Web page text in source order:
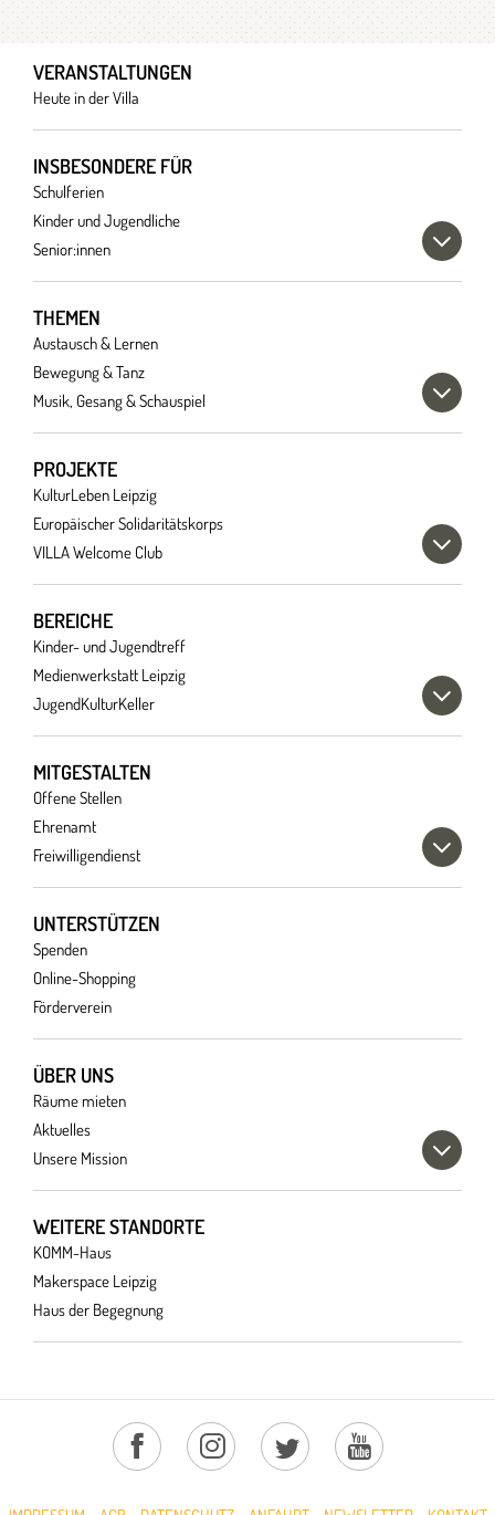
VERANSTALTUNGEN
Heute in der Villa
INSBESONDERE FÜR
Schulferien
Kinder und Jugendliche
Senior:innen
THEMEN
Austausch & Lernen
Bewegung & Tanz
Musik, Gesang & Schauspiel
PROJEKTE
KulturLeben Leipzig
Europäischer Solidaritätskorps
VILLA Welcome Club
BEREICHE
Kinder- und Jugendtreff
Medienwerkstatt Leipzig
JugendKulturKeller
MITGESTALTEN
Offene Stellen
Ehrenamt
Freiwilligendienst
UNTERSTÜTZEN
Spenden
Online-Shopping
Förderverein
ÜBER UNS
Räume mieten
Aktuelles
Unsere Mission
WEITERE STANDORTE
KOMM-Haus
Makerspace Leipzig
Haus der Begegnung